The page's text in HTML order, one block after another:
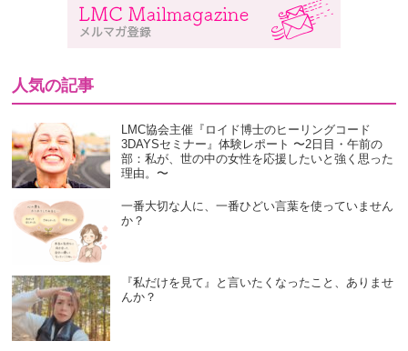
人気の記事
LMC協会主催『ロイド博士のヒーリングコード
3DAYSセミナー』体験レポート 〜2日目・午前の
部：私が、世の中の女性を応援したいと強く思った
理由。〜
一番大切な人に、一番ひどい言葉を使っていません
か？
『私だけを見て』と言いたくなったこと、ありませ
んか？